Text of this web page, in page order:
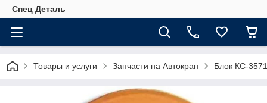
Спец Деталь
Товары и услуги Запчасти на Автокран Блок КС-